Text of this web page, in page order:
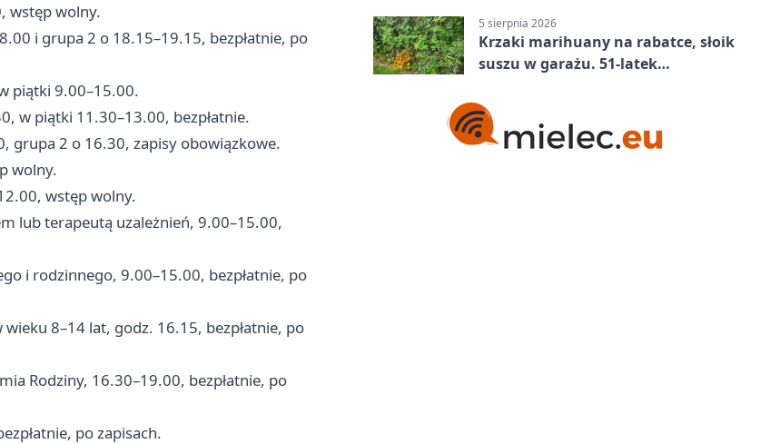
wstęp wolny.
i grupa 2 o 18.15–19.15, bezpłatnie, po
piątki 9.00–15.00.
w piątki 11.30–13.00, bezpłatnie.
grupa 2 o 16.30, zapisy obowiązkowe.
wolny.
wstęp wolny.
lub terapeutą uzależnień, 9.00–15.00,
i rodzinnego, 9.00–15.00, bezpłatnie, po
wieku 8–14 lat, godz. 16.15, bezpłatnie, po
Rodziny, 16.30–19.00, bezpłatnie, po
po zapisach.
5 sierpnia 2026
Krzaki marihuany na rabatce, słoik
suszu w garażu. 51-latek